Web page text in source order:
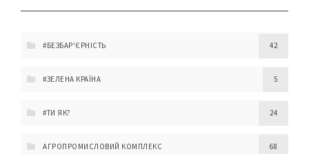
#БЕЗБАР'ЄРНІСТЬ 42
#ЗЕЛЕНА КРАЇНА 5
#ТИ ЯК? 24
АГРОПРОМИСЛОВИЙ КОМПЛЕКС 68